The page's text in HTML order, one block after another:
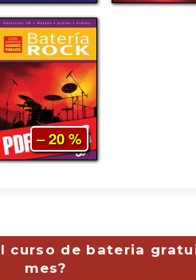
– 20 %
curso de bateria
mes?